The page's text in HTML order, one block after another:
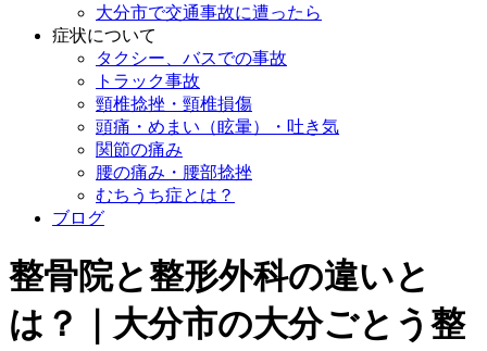
大分市で交通事故に遭ったら
症状について
タクシー、バスでの事故
トラック事故
頸椎捻挫・頸椎損傷
頭痛・めまい（眩暈）・吐き気
関節の痛み
腰の痛み・腰部捻挫
むちうち症とは？
ブログ
整骨院と整形外科の違いと
は？｜大分市の大分ごとう整